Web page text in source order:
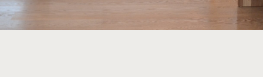
sicher sein, dass die Immobilie den eigenen